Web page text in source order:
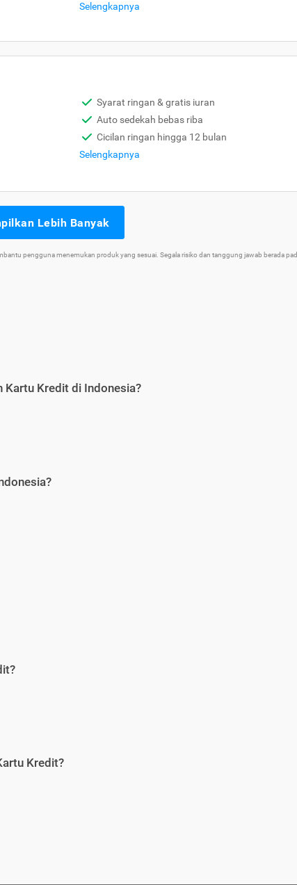
Selengkapnya
Syarat ringan & gratis iuran
Auto sedekah bebas riba
Cicilan ringan hingga 12 bulan
Selengkapnya
Lebih Banyak
pengguna menemukan produk yang sesuai. Segala risiko dan tanggung jawab berada
Kartu Kredit di Indonesia?
Kredit?